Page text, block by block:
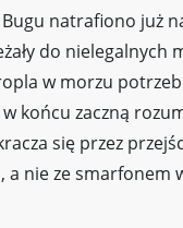
natrafiono już
do nielegalnych
w morzu
końcu zaczną
się przez
a nie ze smarfonem